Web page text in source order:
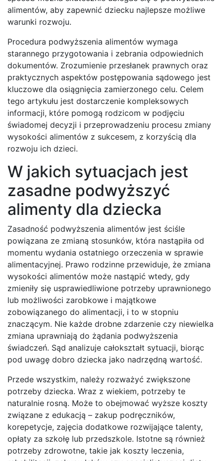
alimentów, aby zapewnić dziecku najlepsze możliwe
warunki rozwoju.
Procedura podwyższenia alimentów wymaga
starannego przygotowania i zebrania odpowiednich
dokumentów. Zrozumienie przesłanek prawnych oraz
praktycznych aspektów postępowania sądowego jest
kluczowe dla osiągnięcia zamierzonego celu. Celem
tego artykułu jest dostarczenie kompleksowych
informacji, które pomogą rodzicom w podjęciu
świadomej decyzji i przeprowadzeniu procesu zmiany
wysokości alimentów z sukcesem, z korzyścią dla
rozwoju ich dzieci.
W jakich sytuacjach jest
zasadne podwyższyć
alimenty dla dziecka
Zasadność podwyższenia alimentów jest ściśle
powiązana ze zmianą stosunków, która nastąpiła od
momentu wydania ostatniego orzeczenia w sprawie
alimentacyjnej. Prawo rodzinne przewiduje, że zmiana
wysokości alimentów może nastąpić wtedy, gdy
zmieniły się usprawiedliwione potrzeby uprawnionego
lub możliwości zarobkowe i majątkowe
zobowiązanego do alimentacji, i to w stopniu
znaczącym. Nie każde drobne zdarzenie czy niewielka
zmiana uprawniają do żądania podwyższenia
świadczeń. Sąd analizuje całokształt sytuacji, biorąc
pod uwagę dobro dziecka jako nadrzędną wartość.
Przede wszystkim, należy rozważyć zwiększone
potrzeby dziecka. Wraz z wiekiem, potrzeby te
naturalnie rosną. Może to obejmować wyższe koszty
związane z edukacją – zakup podręczników,
korepetycje, zajęcia dodatkowe rozwijające talenty,
opłaty za szkołę lub przedszkole. Istotne są również
potrzeby zdrowotne, takie jak koszty leczenia,